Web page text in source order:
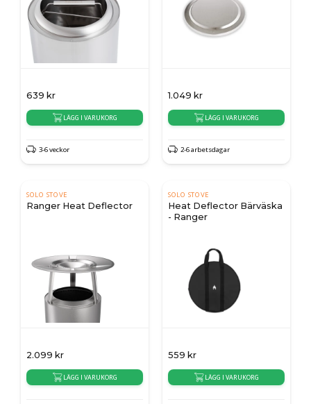
639 kr
LÄGG I VARUKORG
3-6 veckor
1.049 kr
LÄGG I VARUKORG
2-6 arbetsdagar
SOLO STOVE
Ranger Heat Deflector
2.099 kr
LÄGG I VARUKORG
SOLO STOVE
Heat Deflector Bärväska
- Ranger
559 kr
LÄGG I VARUKORG